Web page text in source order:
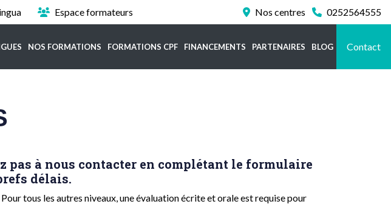
Espace formateurs Nos centres 0252564555
NOS FORMATIONS FORMATIONS CPF FINANCEMENTS PARTENAIRES BLOG Contact
pas à nous contacter en complétant le formulaire
délais.
tous les autres niveaux, une évaluation écrite et orale est requise pour